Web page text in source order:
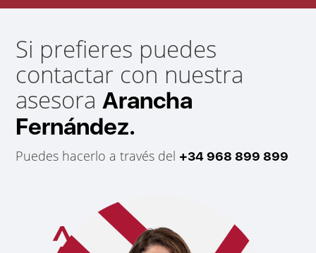
Si prefieres puedes
contactar con nuestra
asesoraArancha
Fernández.
Puedes hacerlo a través del +34 968 899 899